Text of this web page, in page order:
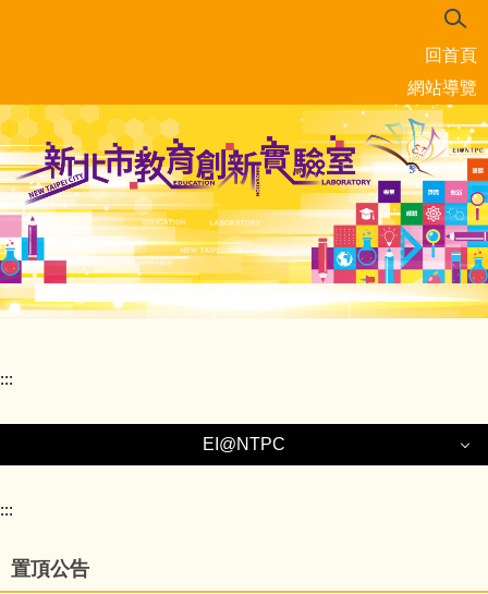
內
容
區
回首頁
網站導覽
:::
EI@NTPC
關於我們
:::
置頂公告